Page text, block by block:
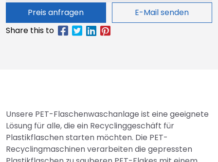
Preis anfragen E-Mail senden
Unsere PET-Flaschenwaschanlage ist eine geeignete
Lösung für alle, die ein Recyclinggeschäft für
Plastikflaschen starten möchten. Die PET-
Recyclingmaschinen verarbeiten die gepressten